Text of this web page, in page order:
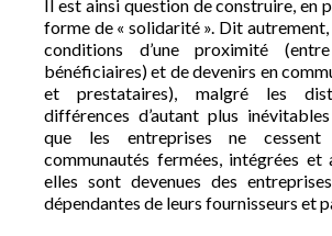
Il est ainsi question de construire, en
forme de « solidarité ». Dit
conditions d’une proximité
bénéficiaires) et de devenirs en
et prestataires), malgré les
différences d’autant plus
que les entreprises ne cessent
communautés fermées, intégrées et
elles sont devenues des
dépendantes de leurs fournisseurs et